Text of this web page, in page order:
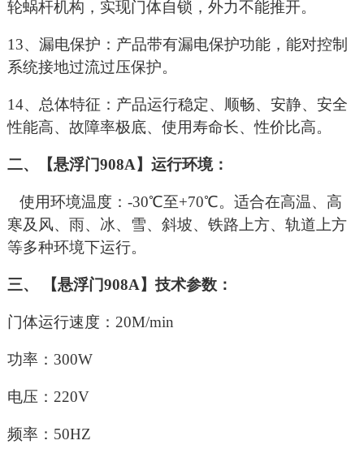
轮蜗杆机构，实现门体自锁，外力不能推开。
13、漏电保护：产品带有漏电保护功能，能对控制
系统接地过流过压保护。
14、总体特征：产品运行稳定、顺畅、安静、安全
性能高、故障率极底、使用寿命长、性价比高。
二、【悬浮门908A】运行环境：
使用环境温度：-30℃至+70℃。适合在高温、高
寒及风、雨、冰、雪、斜坡、铁路上方、轨道上方
等多种环境下运行。
三、 【悬浮门908A】技术参数：
门体运行速度：20M/min
功率：300W
电压：220V
频率：50HZ